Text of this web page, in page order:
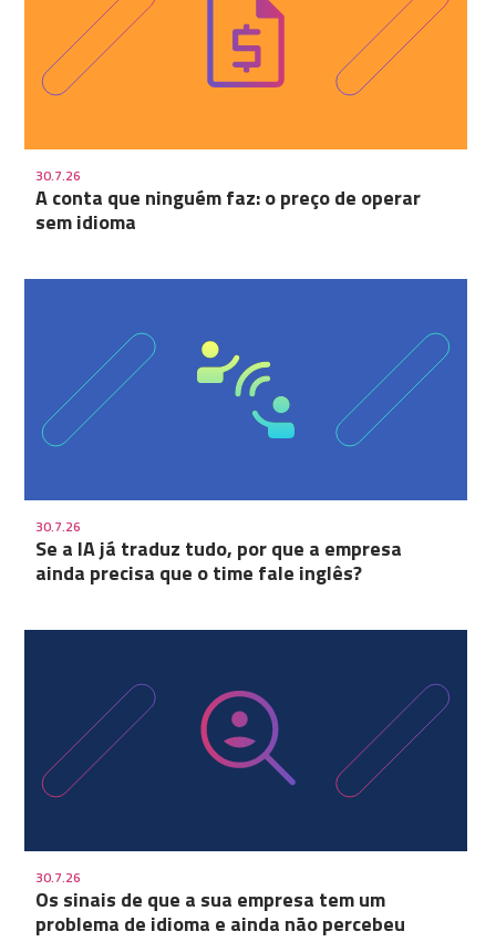
30.7.26
A conta que ninguém faz: o preço de operar
sem idioma
30.7.26
Se a IA já traduz tudo, por que a empresa
ainda precisa que o time fale inglês?
30.7.26
Os sinais de que a sua empresa tem um
problema de idioma e ainda não percebeu